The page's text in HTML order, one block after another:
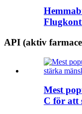
API (aktiv
Mest
C för att